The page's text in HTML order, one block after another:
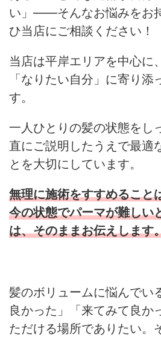
い」——そんなお悩みをお
ひ当店にご相談ください！
当店は平岸エリアを中心に
「なりたい自分」に寄り
す。
一人ひとりの髪の状態をし
直にご説明したうえで最適
とを大切にしています。
無理に施術をすすめること
今の状態でパーマが難しい
は、そのままお伝えします
髪のボリュームに悩んでい
良かった」「来てみて良か
ただける場所でありたい。